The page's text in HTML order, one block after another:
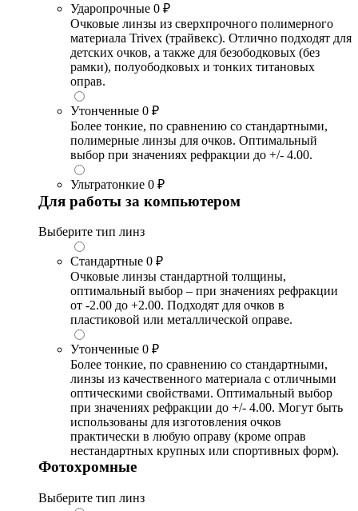
Ударопрочные 0 ₽
Очковые линзы из сверхпрочного полимерного
материала Trivex (трайвекс). Отлично подходят для
детских очков, а также для безободковых (без
рамки), полуободковых и тонких титановых
оправ.
Утонченные 0 ₽
Более тонкие, по сравнению со стандартными,
полимерные линзы для очков. Оптимальный
выбор при значениях рефракции до +/- 4.00.
Ультратонкие 0 ₽
Для работы за компьютером
Выберите тип линз
Стандартные 0 ₽
Очковые линзы стандартной толщины,
оптимальный выбор – при значениях рефракции
от -2.00 до +2.00. Подходят для очков в
пластиковой или металлической оправе.
Утонченные 0 ₽
Более тонкие, по сравнению со стандартными,
линзы из качественного материала с отличными
оптическими свойствами. Оптимальный выбор
при значениях рефракции до +/- 4.00. Могут быть
использованы для изготовления очков
практически в любую оправу (кроме оправ
нестандартных крупных или спортивных форм).
Фотохромные
Выберите тип линз